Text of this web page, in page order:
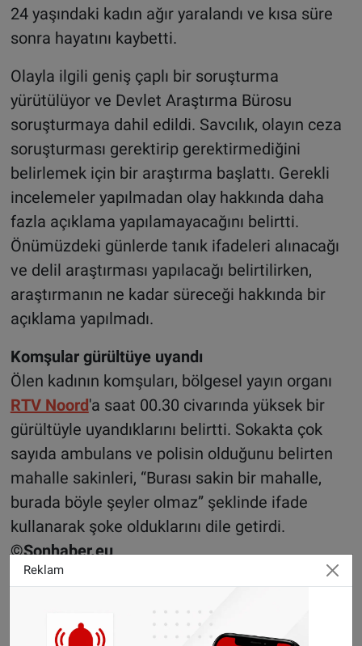
24 yaşındaki kadın ağır yaralandı ve kısa süre
sonra hayatını kaybetti.
Olayla ilgili geniş çaplı bir soruşturma
yürütülüyor ve Devlet Araştırma Bürosu
soruşturmaya dahil edildi. Savcılık, olayın ceza
soruşturması gerektirip gerektirmediğini
belirlemek için bir araştırma başlattı. Gerekli
incelemeler yapılmadan olay hakkında daha
fazla açıklama yapılamayacağını belirtti.
Önümüzdeki günlerde tanık ifadeleri alınacağı
ve delil araştırması yapılacağı belirtilirken,
araştırmanın ne kadar süreceği hakkında bir
açıklama yapılmadı.
Komşular gürültüye uyandı
Ölen kadının komşuları, bölgesel yayın organı
RTV Noord'a saat 00.30 civarında yüksek bir
gürültüyle uyandıklarını belirtti. Sokakta çok
sayıda ambulans ve polisin olduğunu belirten
mahalle sakinleri, “Burası sakin bir mahalle,
burada böyle şeyler olmaz” şeklinde ifade
kullanarak şoke olduklarını dile getirdi.
©Sonhaber.eu
Haberlerimiziİnstagram hesabımızdan da takip
Reklam